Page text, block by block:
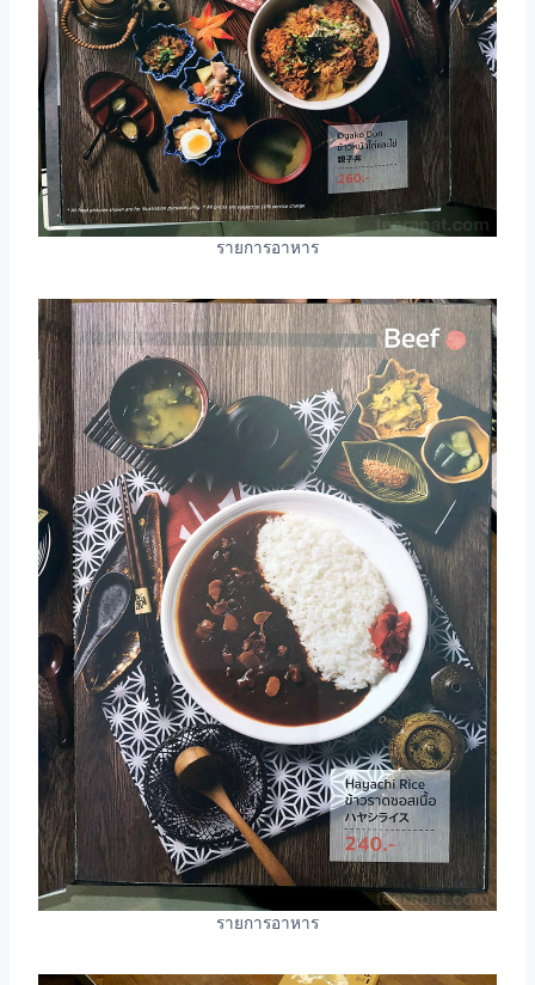
รายการอาหาร
รายการอาหาร